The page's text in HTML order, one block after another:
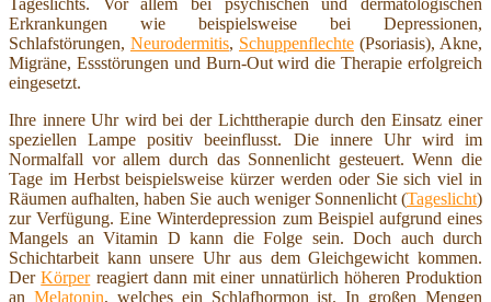
Erkrankungen wie beispielsweise bei Depressionen,
Schlafstörungen, Neurodermitis, Schuppenflechte (Psoriasis), Akne,
Migräne, Essstörungen und Burn-Out wird die Therapie erfolgreich
eingesetzt.
Ihre innere Uhr wird bei der Lichttherapie durch den Einsatz einer
speziellen Lampe positiv beeinflusst. Die innere Uhr wird im
Normalfall vor allem durch das Sonnenlicht gesteuert. Wenn die
Tage im Herbst beispielsweise kürzer werden oder Sie sich viel in
Räumen aufhalten, haben Sie auch weniger Sonnenlicht (Tageslicht)
zur Verfügung. Eine Winterdepression zum Beispiel aufgrund eines
Mangels an Vitamin D kann die Folge sein. Doch auch durch
Schichtarbeit kann unsere Uhr aus dem Gleichgewicht kommen.
DerKörperreagiert dann mit einer unnatürlich höheren Produktion
an Melatonin, welches ein Schlafhormon ist. In großen Mengen